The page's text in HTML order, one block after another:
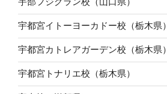
宇都宮イトーヨーカドー校（栃木県）
宇都宮カトレアガーデン校（栃木県）
宇都宮トナリエ校（栃木県）